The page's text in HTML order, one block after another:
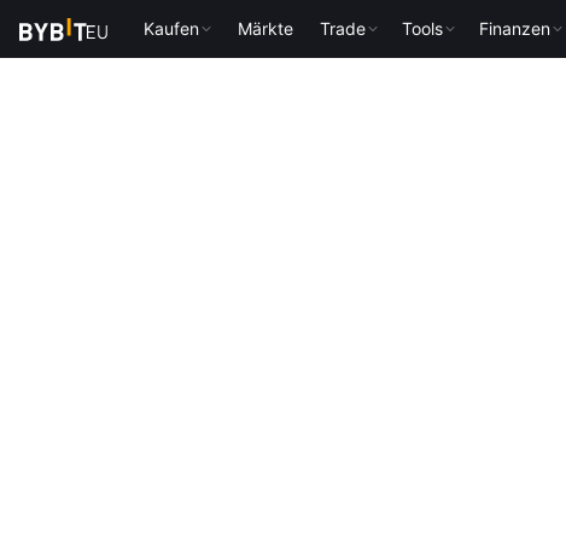
Kaufen Märkte Trade Tools Finanzen